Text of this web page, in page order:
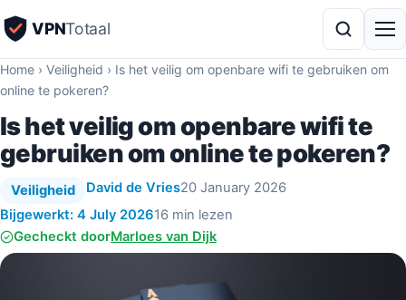
VPNTotaal
Home › Veiligheid › Is het veilig om openbare wifi te gebruiken om
online te pokeren?
Is het veilig om openbare wifi te
gebruiken om online te pokeren?
Veiligheid David de Vries20 January 2026
Bijgewerkt: 4 July 202616 min lezen
Gecheckt doorMarloes van Dijk